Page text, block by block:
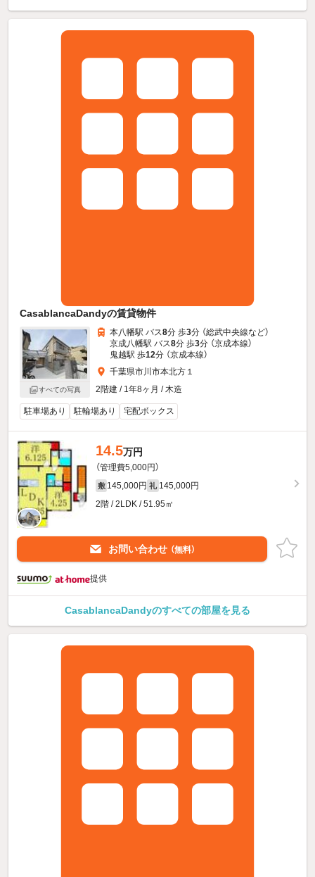
CasablancaDandyの賃貸物件
すべての写真
本八幡駅 バス8分 歩3分 （総武中央線など）
京成八幡駅 バス8分 歩3分 （京成本線）
鬼越駅 歩12分 （京成本線）
千葉県市川市本北方１
2階建 / 1年8ヶ月 / 木造
駐車場あり 駐輪場あり 宅配ボックス
14.5万円
（管理費5,000円）
敷 145,000円 礼 145,000円
2階 / 2LDK / 51.95㎡
お問い合わせ （無料）
提供
CasablancaDandyのすべての部屋を見る